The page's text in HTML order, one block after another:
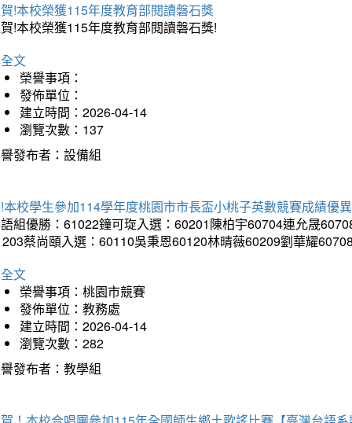
!本校榮獲115年度教育部閱讀磐石獎
!本校榮獲115年度教育部閱讀磐石獎!
文
榮譽事項：
發佈單位：
建立時間：2026-04-14
瀏覽次數：137
發布者：設備組
本校學生參加114學年度桃園市市長盃小桃子英數競賽成績優
組優勝：61022鐘可琁入選：60201陳柏宇60704連允晟
蔡尚頤入選：60110吳秉恩60120林晴薇60209劉華耀
文
榮譽事項：桃園市競賽
發佈單位：教務處
建立時間：2026-04-14
瀏覽次數：282
發布者：教學組